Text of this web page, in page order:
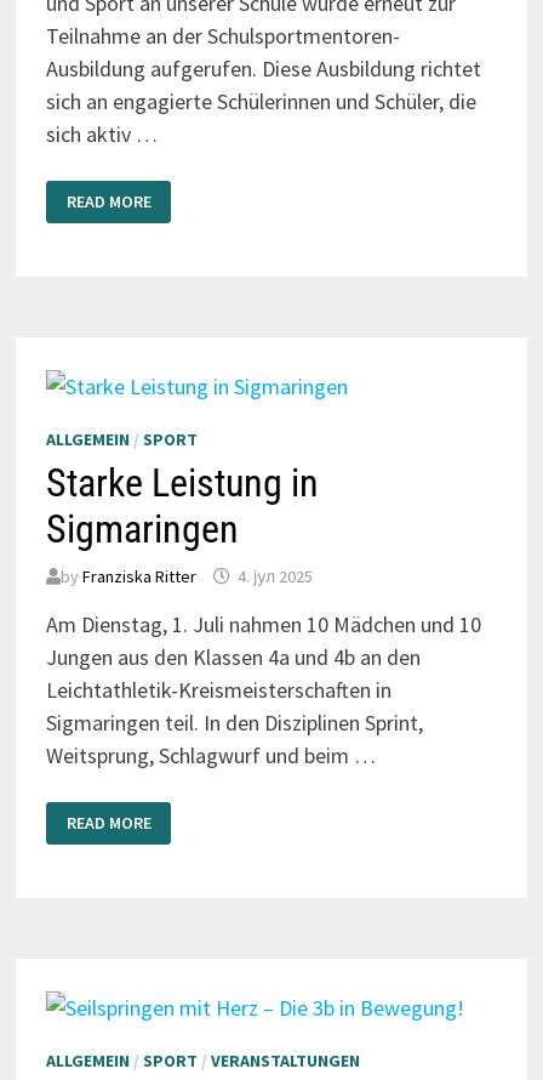
Teilnahme an der Schulsportmentoren-
Ausbildung aufgerufen. Diese Ausbildung richtet
sich an engagierte Schülerinnen und Schüler, die
sich aktiv …
SCHULSPORTMENTOREN
READ MORE
ALLGEMEIN / SPORT
Starke Leistung in
Sigmaringen
by Franziska Ritter 4. јул 2025
Am Dienstag, 1. Juli nahmen 10 Mädchen und 10
Jungen aus den Klassen 4a und 4b an den
Leichtathletik-Kreismeisterschaften in
Sigmaringen teil. In den Disziplinen Sprint,
Weitsprung, Schlagwurf und beim …
LEISTUNG
IN
READ MORE
ALLGEMEIN / SPORT / VERANSTALTUNGEN